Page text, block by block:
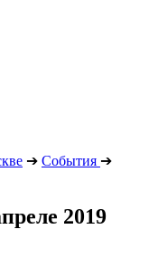
➔ События ➔
2019